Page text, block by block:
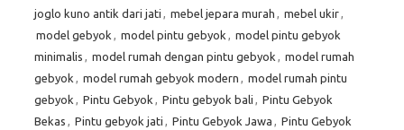
joglo kuno antik dari jati , mebel jepara murah , mebel ukir,
model gebyok , model pintu gebyok , model pintu gebyok
minimalis , model rumah dengan pintu gebyok , model rumah
gebyok , model rumah gebyok modern , model rumah pintu
gebyok , Pintu Gebyok , Pintu gebyok bali , Pintu Gebyok
Bekas , Pintu gebyok jati , Pintu Gebyok Jawa , Pintu Gebyok